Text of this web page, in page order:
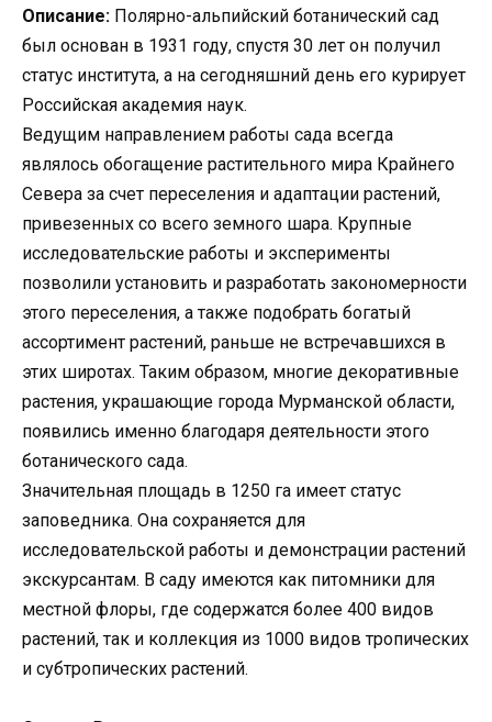
Описание: Полярно-альпийский ботанический сад
был основан в 1931 году, спустя 30 лет он получил
статус института, а на сегодняшний день его курирует
Российская академия наук.
Ведущим направлением работы сада всегда
являлось обогащение растительного мира Крайнего
Севера за счет переселения и адаптации растений,
привезенных со всего земного шара. Крупные
исследовательские работы и эксперименты
позволили установить и разработать закономерности
этого переселения, а также подобрать богатый
ассортимент растений, раньше не встречавшихся в
этих широтах. Таким образом, многие декоративные
растения, украшающие города Мурманской области,
появились именно благодаря деятельности этого
ботанического сада.
Значительная площадь в 1250 га имеет статус
заповедника. Она сохраняется для
исследовательской работы и демонстрации растений
экскурсантам. В саду имеются как питомники для
местной флоры, где содержатся более 400 видов
растений, так и коллекция из 1000 видов тропических
и субтропических растений.